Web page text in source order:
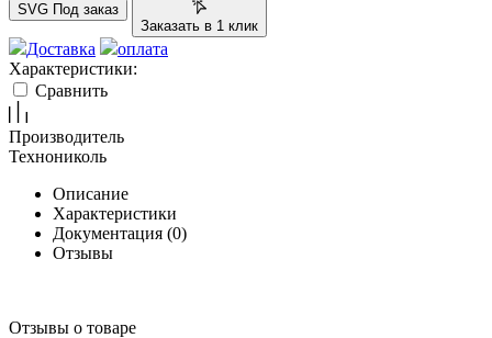
SVG Под заказ
Заказать в 1 клик
Доставка
оплата
Характеристики:
Сравнить
Производитель
Технониколь
Описание
Характеристики
Документация (0)
Отзывы
Отзывы о товаре